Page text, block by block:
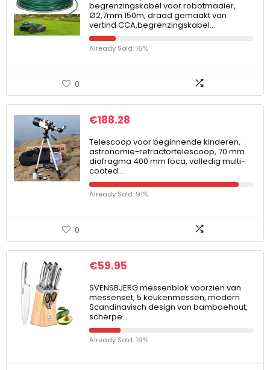
begrenzingskabel voor robotmaaier,
Ø2,7mm 150m, draad gemaakt van
vertind CCA,begrenzingskabel…
Already Sold: 16%
0
€188.28
Telescoop voor beginnende kinderen,
astronomie-refractortelescoop, 70 mm
diafragma 400 mm foca, volledig multi-
coated…
Already Sold: 91%
0
€59.95
SVENSBJERG messenblok voorzien van
messenset, 5 keukenmessen, modern
Scandinavisch design van bamboehout,
scherpe…
Already Sold: 19%